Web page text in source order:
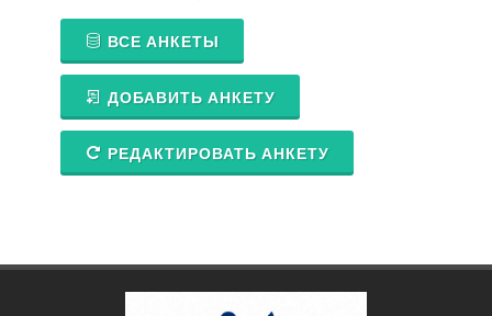
ВСЕ АНКЕТЫ
ДОБАВИТЬ АНКЕТУ
РЕДАКТИРОВАТЬ АНКЕТУ